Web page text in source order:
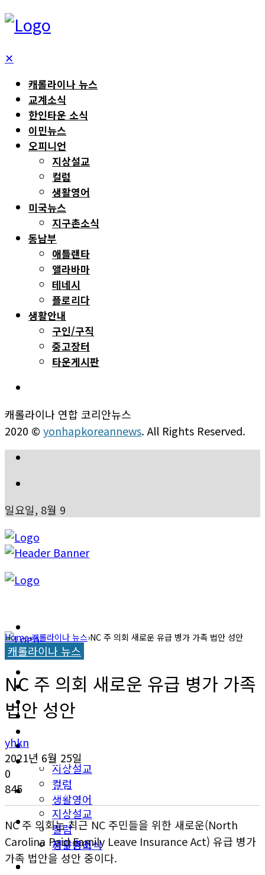
✕
캐롤라이나 뉴스
교계소식
한인타운 소식
이민뉴스
오피니언
지상설교
컬럼
생활영어
미국뉴스
지구촌소식
동남부
애틀랜타
앨라바마
테네시
플로리다
생활안내
구인/구직
중고장터
타운게시판
캐롤라이나 연합 코리안뉴스
2020 © yonhapkoreannews. All Rights Reserved.
일요일, 8월 9
교계소식
한인타운 소식
이민뉴스
오피니언
지상설교
컬럼
생활영어
미국뉴스
지구촌소식
동남부
교계소식
이민뉴스
오피니언
지상설교
컬럼
생활영어
미국뉴스
Home›캐롤라이나 뉴스›NC 주 의회 새로운 유급 병가 가족 법안 성안
캐롤라이나 뉴스
NC 주 의회 새로운 유급 병가 가족
법안 성안
yhkn
2021년 6월 25일
0
845
NC 주 의회는 최근 NC 주민들을 위한 새로운(North
Carolina Paid Family Leave Insurance Act) 유급 병가
가족 법안을 성안 중이다.